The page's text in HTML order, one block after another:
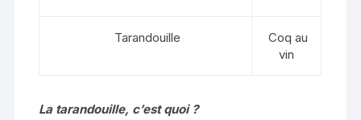
Tarandouille
Coq au
vin
La tarandouille, c’est quoi ?